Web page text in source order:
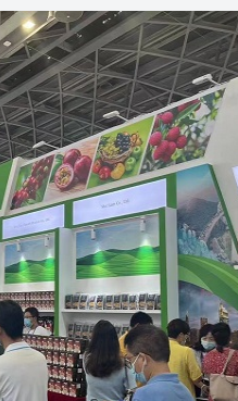
Tổ chức kiểm định kỹ
động thuộc thẩm
Bộ Công Thương
Tổ chức được cấp
động kiểm định thiết
làm việc ở môi trường
hiểm khí, bụi nổ
Cơ sở sản xuất, sửa
LPG
Tổ chức huấn luyện,
nghiệp vụ kiểm định
lao động
Công Thương
Công Thương
lượng tiết kiệm và
Hiệu quả năng lượng
nghệ và đổi mới sáng
Video bảo vệ môi